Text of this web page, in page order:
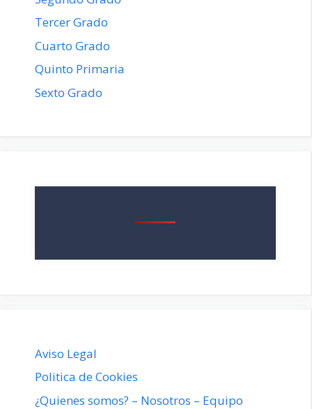
Tercer Grado
Cuarto Grado
Quinto Primaria
Sexto Grado
Aviso Legal
Politica de Cookies
¿Quienes somos? – Nosotros – Equipo